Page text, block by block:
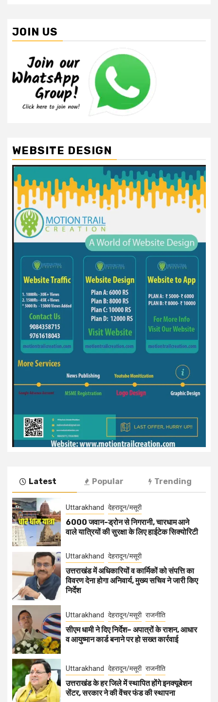
JOIN US
WEBSITE DESIGN
Latest Popular Trending
Uttarakhand देहरादून/मसूरी
6000 जवान-ड्रोन से निगरानी, चारधाम आने
वाले यात्रियों की सुरक्षा के लिए हाईटेक सिक्योरिटी
Uttarakhand देहरादून/मसूरी
उत्तराखंड में अधिकारियों व कार्मिकों को संपत्ति का
विवरण देना होगा अनिवार्य, मुख्य सचिव ने जारी किए
निर्देश
Uttarakhand देहरादून/मसूरी राजनीति
सीएम धामी ने दिए निर्देश– अपात्रों के राशन, आधार
व आयुष्मान कार्ड बनाने पर हो सख्त कार्रवाई
Uttarakhand देहरादून/मसूरी राजनीति
उत्तराखंड के हर जिले में स्थापित होंगे इनक्यूबेशन
सेंटर, सरकार ने की वेंचर फंड की स्थापना